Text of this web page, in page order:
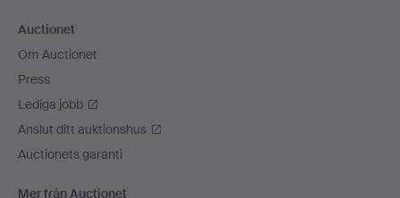
Auctionet
Om Auctionet
Press
Lediga jobb
Anslut ditt auktionshus
Auctionets garanti
Mer från Auctionet